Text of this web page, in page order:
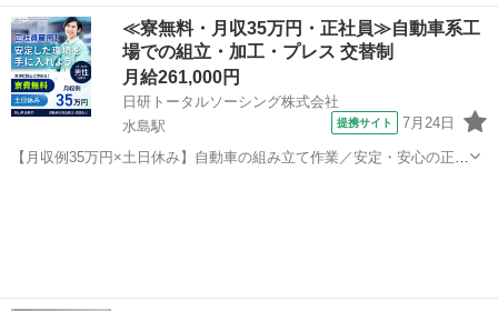
⚠️ 当店はリサイクルショップの為、原則として 返品・交換や修理等の
対応は致しかねます。 家電等に関しましては、ご購入から３日以内に
商品の不備や故障があっ...
岡山 倉敷市 弥生駅 テーブル
≪寮無料・月収35万円・正社員≫自動車系工
場での組立・加工・プレス 交替制
月給261,000円
日研トータルソーシング株式会社
水島駅
提携サイト 7月24日
【月収例35万円×土日休み】自動車の組み立て作業／安定・安心の正社